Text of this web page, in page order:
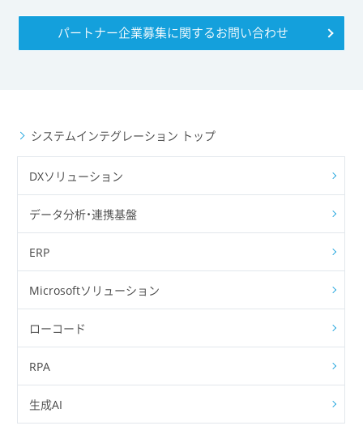
パートナー企業募集に関するお問い合わせ
システムインテグレーション トップ
DXソリューション
データ分析・連携基盤
ERP
Microsoftソリューション
ローコード
RPA
生成AI